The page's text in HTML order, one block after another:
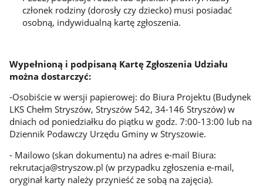
członek rodziny (dorosły czy dziecko) musi posiadać
osobną, indywidualną kartę zgłoszenia.
Wypełnioną i podpisaną Kartę Zgłoszenia Udziału
można dostarczyć:
-Osobiście w wersji papierowej: do Biura Projektu (Budynek
LKS Chełm Stryszów, Stryszów 542, 34-146 Stryszów) w
dniach od poniedziałku do piątku w godz. 7:00-13:00 lub na
Dziennik Podawczy Urzędu Gminy w Stryszowie.
- Mailowo (skan dokumentu) na adres e-mail Biura:
rekrutacja@stryszow.pl (w przypadku zgłoszenia e-mail,
oryginał karty należy przynieść ze sobą na zajęcia).